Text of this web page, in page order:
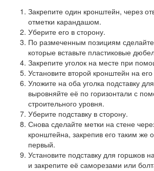
Закрепите один кронштейн, через
отметки карандашом.
Уберите его в сторону.
По размеченным позициям сделайте
которые вставьте пластиковые
Закрепите уголок на месте при
Установите второй кронштейн на
Уложите на оба уголка подставку
выровняйте её по горизонтали с
строительного уровня.
Уберите подставку в сторону.
Снова сделайте метки на стене
кронштейна, закрепив его таким же
первый.
Установите подставку для горшков
и закрепите её саморезами или